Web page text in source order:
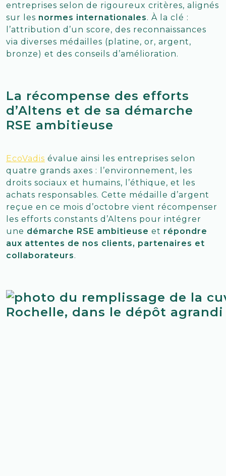
entreprises selon de rigoureux critères, alignés
sur les normes internationales. À la clé :
l’attribution d’un score, des reconnaissances
via diverses médailles (platine, or, argent,
bronze) et des conseils d’amélioration.
La récompense des efforts
d’Altens et de sa démarche
RSE ambitieuse
EcoVadis évalue ainsi les entreprises selon
quatre grands axes : l’environnement, les
droits sociaux et humains, l’éthique, et les
achats responsables. Cette médaille d’argent
reçue en ce mois d’octobre vient récompenser
les efforts constants d’Altens pour intégrer
une démarche RSE ambitieuse et répondre
aux attentes de nos clients, partenaires et
collaborateurs.